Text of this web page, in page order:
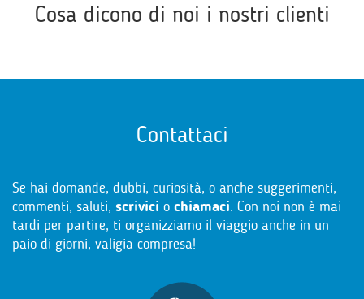
Cosa dicono di noi i nostri clienti
Contattaci
Se hai domande, dubbi, curiosità, o anche suggerimenti,
commenti, saluti, scrivici o chiamaci. Con noi non è mai
tardi per partire, ti organizziamo il viaggio anche in un
paio di giorni, valigia compresa!